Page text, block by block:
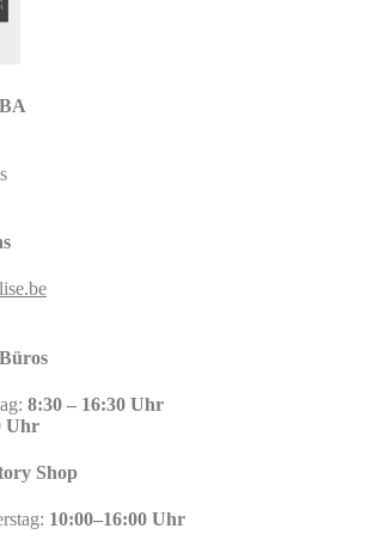
8:30 – 16:30 Uhr
Uhr
Shop
10:00–16:00 Uhr